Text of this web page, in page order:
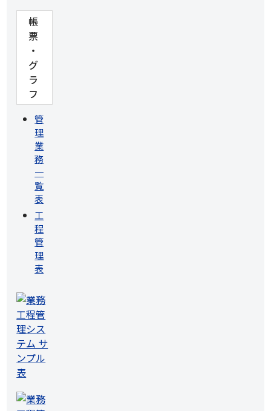
帳
票
・
グ
ラ
フ
管
理
業
務
一
覧
表
工
程
管
理
表